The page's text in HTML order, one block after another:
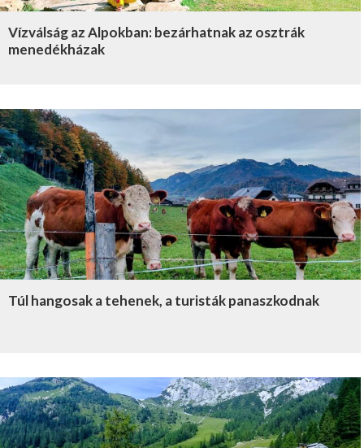
Vízválság az Alpokban: bezárhatnak az osztrák
menedékházak
Túl hangosak a tehenek, a turisták panaszkodnak